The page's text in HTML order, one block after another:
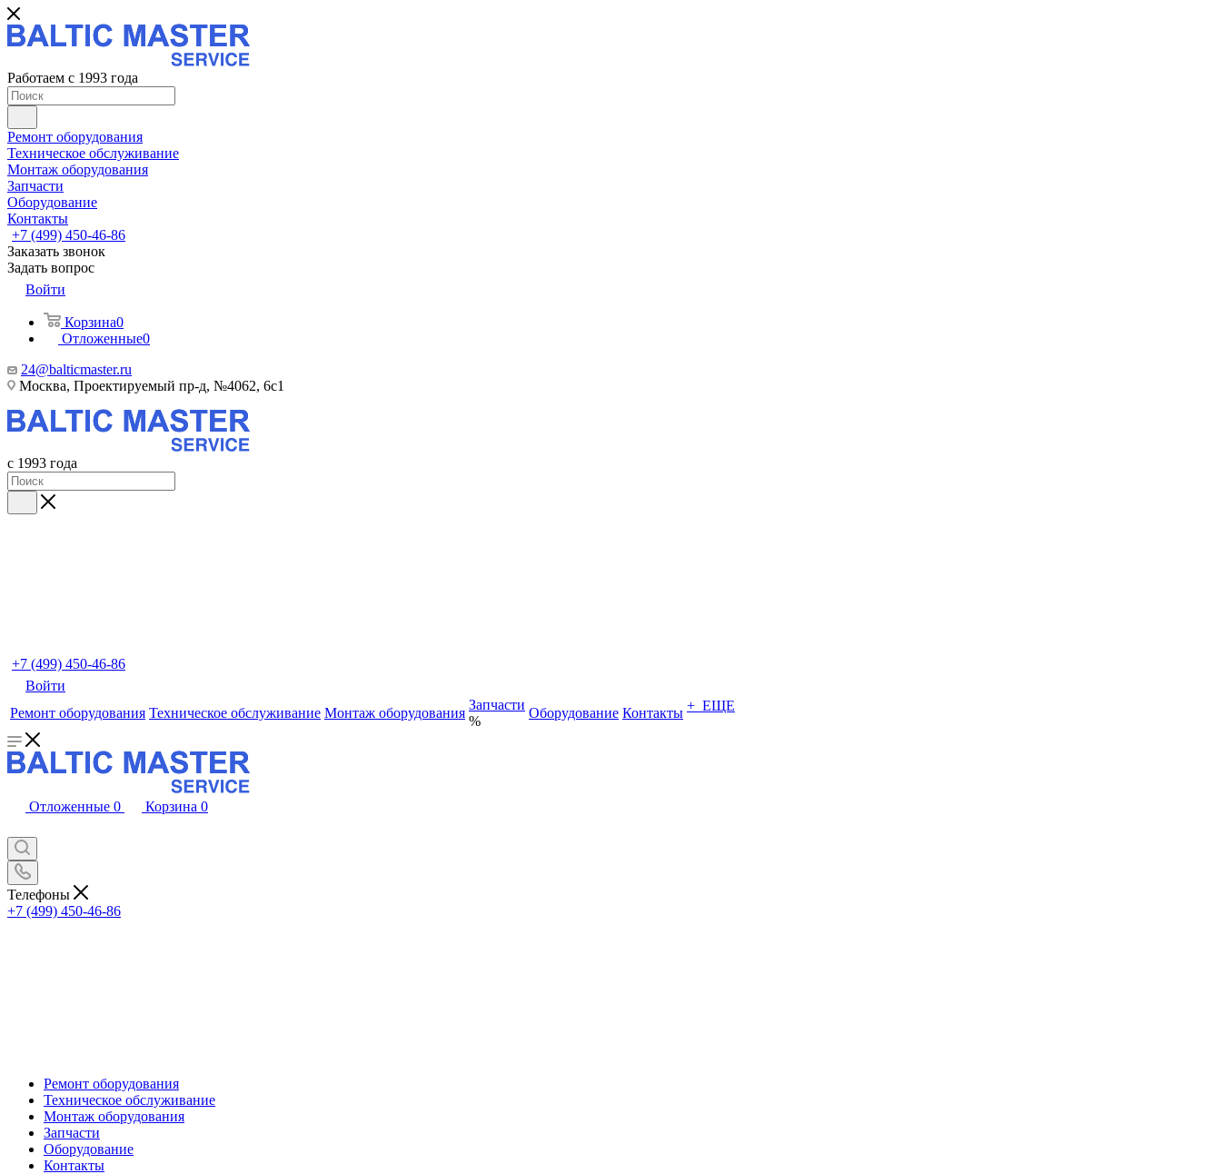
Работаем с 1993 года
Ремонт оборудования
Техническое обслуживание
Монтаж оборудования
Запчасти
Оборудование
Контакты
+7 (499) 450-46-86
Заказать звонок
Задать вопрос
Войти
Корзина0
Отложенные0
24@balticmaster.ru
Москва, Проектируемый пр-д, №4062, 6с1
с 1993 года
+7 (499) 450-46-86
Войти
Ремонт оборудования Техническое обслуживание Монтаж оборудования
Запчасти
%
Оборудование Контакты + ЕЩЕ
Отложенные 0 Корзина 0
Телефоны
+7 (499) 450-46-86
Ремонт оборудования
Техническое обслуживание
Монтаж оборудования
Запчасти
Оборудование
Контакты